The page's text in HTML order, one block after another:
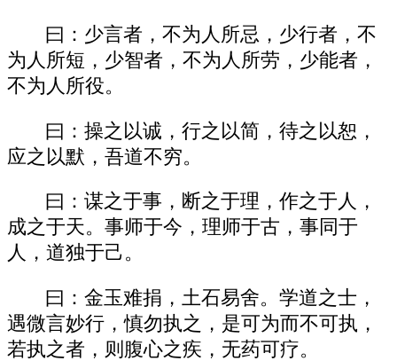
曰：少言者，不为人所忌，少行者，不
为人所短，少智者，不为人所劳，少能者，
不为人所役。
曰：操之以诚，行之以简，待之以恕，
应之以默，吾道不穷。
曰：谋之于事，断之于理，作之于人，
成之于天。事师于今，理师于古，事同于
人，道独于己。
曰：金玉难捐，土石易舍。学道之士，
遇微言妙行，慎勿执之，是可为而不可执，
若执之者，则腹心之疾，无药可疗。